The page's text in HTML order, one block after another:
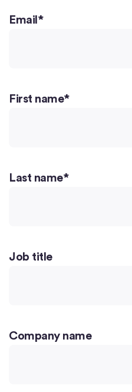
Email*
First name*
Last name*
Job title
Company name